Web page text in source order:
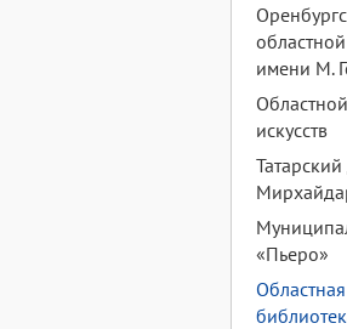
имени М.
искусств
«Пьеро»